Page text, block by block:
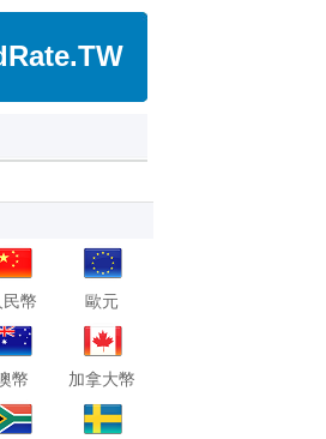
民幣 歐元
幣 加拿大幣